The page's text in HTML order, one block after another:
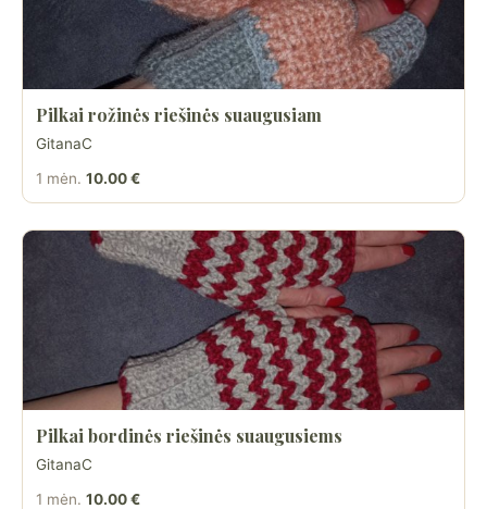
Pilkai rožinės riešinės suaugusiam
GitanaC
1 mėn. 10.00 €
Pilkai bordinės riešinės suaugusiems
GitanaC
1 mėn. 10.00 €